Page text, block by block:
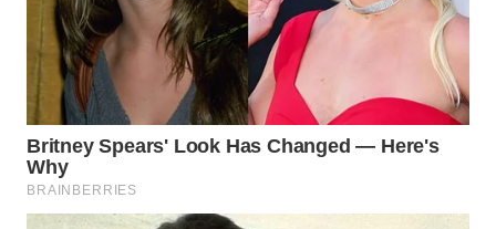
WN
LIKUPANG
LABUANBAJO
WN